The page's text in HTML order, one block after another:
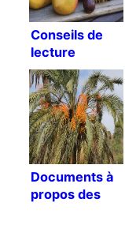
Conseils de
lecture
Documents à
propos des